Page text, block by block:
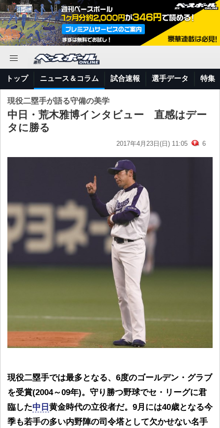
トップ ニュース＆コラム 試合速報 選手データ 特集
現役二塁手が語る守備の美学
中日・荒木雅博インタビュー 直感はデー
タに勝る
2017年4月23日(日) 11:05 6
現役二塁手では最多となる、6度のゴールデン・グラブ
を受賞(2004～09年)。守り勝つ野球でセ・リーグに君
臨した中日 黄金時代の立役者だ。9月には40歳となる今
季も若手の多い内野陣の司令塔として欠かせない名手